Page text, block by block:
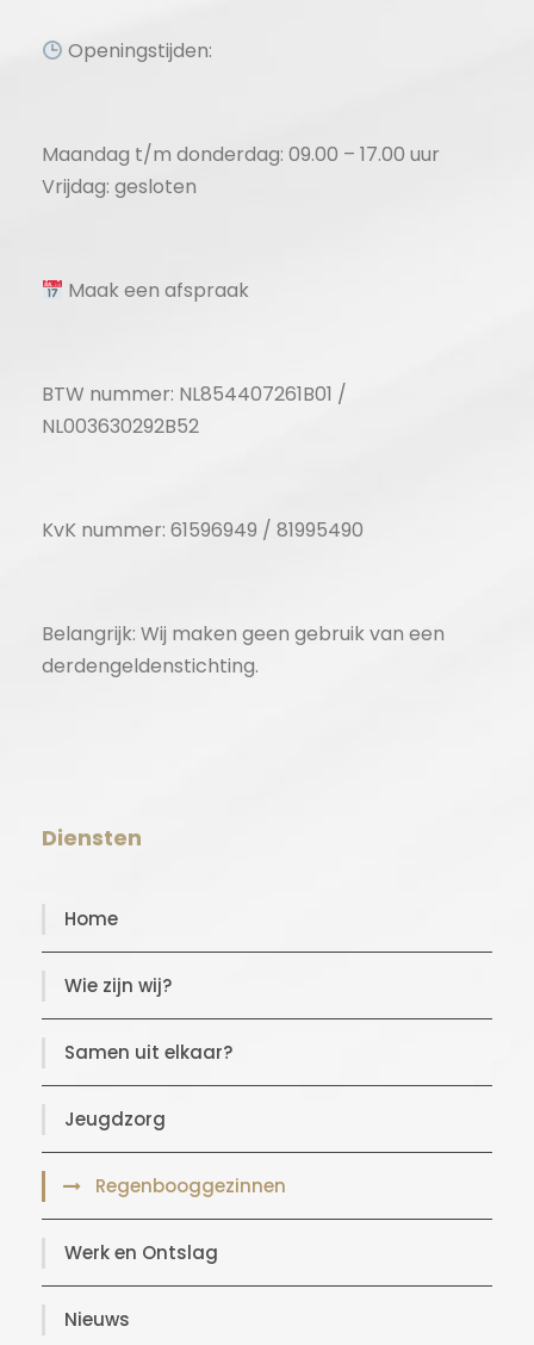
Openingstijden:
Maandag t/m donderdag: 09.00 – 17.00 uur
Vrijdag: gesloten
Maak een afspraak
BTW nummer: NL854407261B01 /
NL003630292B52
KvK nummer: 61596949 / 81995490
Belangrijk: Wij maken geen gebruik van een
derdengeldenstichting.
Diensten
Home
Wie zijn wij?
Samen uit elkaar?
Jeugdzorg
Regenbooggezinnen
Werk en Ontslag
Nieuws